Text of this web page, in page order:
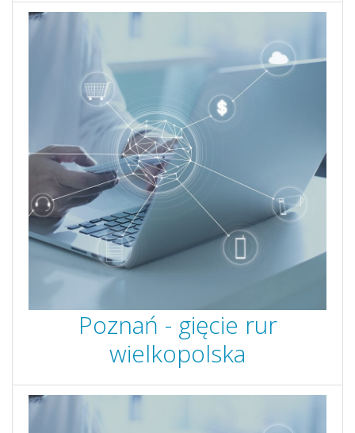
Poznań - gięcie rur
wielkopolska